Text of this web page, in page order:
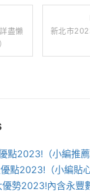
盡懶
新北市
點2023!（小編推薦
點2023!（小編貼心
優勢2023!內含永豐